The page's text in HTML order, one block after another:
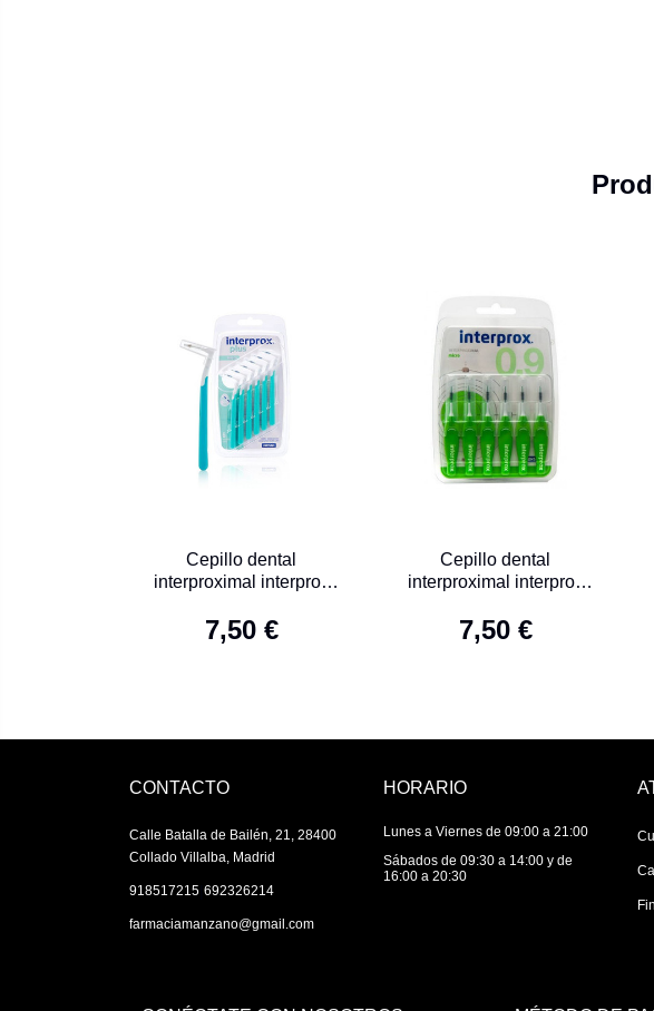
Cepillo dental
interproximal interprox
7,50 €
Cepillo dental
interproximal interprox
7,50 €
CONTACTO
Calle Batalla de Bailén, 21, 28400
Collado Villalba, Madrid
918517215 692326214
farmaciamanzano@gmail.com
HORARIO
Lunes a Viernes de 09:00 a 21:00
Sábados de 09:30 a 14:00 y de
16:00 a 20:30